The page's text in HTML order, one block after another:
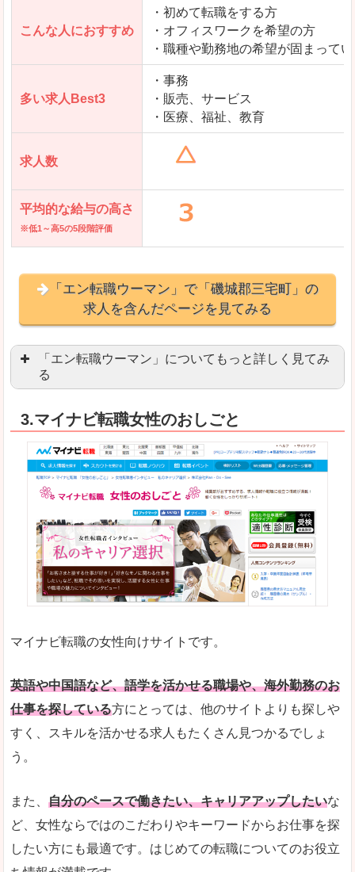
「とらばーゆ」で「磯城郡三宅町」の
求人を含んだページを見てみる
こんな人におすすめ
・初めて転職をする方
・オフィスワークを希望の方
・職種や勤務地の希望が固まって
多い求人Best3
・事務
・販売、サービス
・医療、福祉、教育
求人数
平均的な給与の高さ
※低1～高5の5段階評価
「エン転職ウーマン」で「磯城郡三宅町」の
求人を含んだページを見てみる
「エン転職ウーマン」についてもっと詳しく見てみ
る
良いところ
職種や勤務地など、すでに次のお仕事がイメージ
転職Q＆Aやノウハウが豊富なうえ、面接サポー
悪いところ
求人の掲載数が少ないです。
TOPページからこだわりや条件などをクイックに
はじめての転職や、転職活動において不安や心配
自分でうまく仕事を探せなくても、会員登録をす
人気度 「エン転職」全体として、会員数がとても多い印
多少検索しづらいのですが、掲載情報はパッと目
3.マイナビ転職女性のおしごと
マイナビ転職の女性向けサイトです。
英語や中国語など、語学を活かせる職場や、海外勤務のお
仕事を探している方にとっては、他のサイトよりも探しや
すく、スキルを活かせる求人もたくさん見つかるでしょ
う。
また、 自分のペースで働きたい、キャリアアップしたいな
ど、女性ならではのこだわりやキーワードからお仕事を探
したい方にも最適です。はじめての転職についてのお役立